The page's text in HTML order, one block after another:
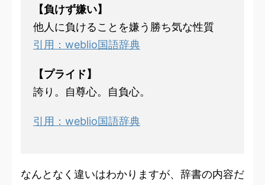
【負けず嫌い】
他人に負けることを嫌う勝ち気な性質
引用：weblio国語辞典
【プライド】
誇り。自尊心。自負心。
引用：weblio国語辞典
なんとなく違いはわかりますが、辞書の内容だ